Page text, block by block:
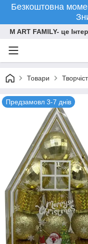
Безкоштовна
M ART FAMILY- це
Товари
Предзамовл 3-7 днів